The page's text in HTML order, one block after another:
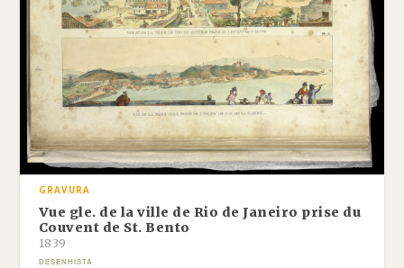
GRAVURA
Vue gle. de la ville de Rio de Janeiro prise du
Couvent de St. Bento
1839
DESENHISTA